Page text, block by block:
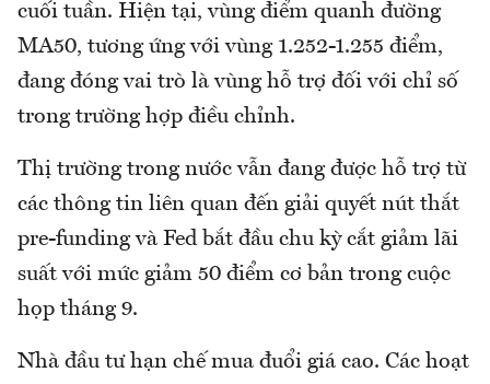
cuối tuần. Hiện tại, vùng điểm quanh đường
MA50, tương ứng với vùng 1.252-1.255 điểm,
đang đóng vai trò là vùng hỗ trợ đối với chỉ số
trong trường hợp điều chỉnh.
Thị trường trong nước vẫn đang được hỗ trợ từ
các thông tin liên quan đến giải quyết nút thắt
pre-funding và Fed bắt đầu chu kỳ cắt giảm lãi
suất với mức giảm 50 điểm cơ bản trong cuộc
họp tháng 9.
Nhà đầu tư hạn chế mua đuổi giá cao. Các hoạt